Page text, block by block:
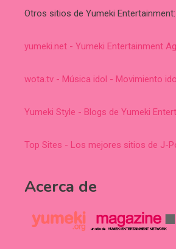
Otros sitios de Yumeki Entertainment:
yumeki.net - Yumeki Entertainment
wota.tv - Música idol - Movimiento
Yumeki Style - Blogs de Yumeki
Top Sites - Los mejores sitios de J-
Acerca de